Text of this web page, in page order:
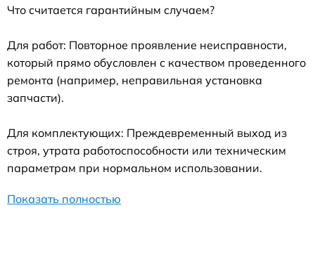
Что считается гарантийным случаем?
Для работ: Повторное проявление неисправности,
который прямо обусловлен с качеством проведенного
ремонта (например, неправильная установка
запчасти).
Для комплектующих: Преждевременный выход из
строя, утрата работоспособности или техническим
параметрам при нормальном использовании.
Показать полностью